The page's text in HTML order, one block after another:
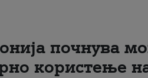
почнува
користење